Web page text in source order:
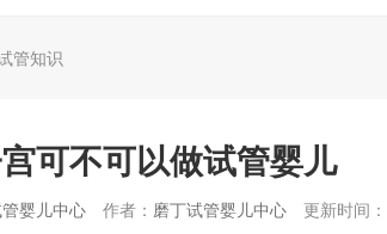
管知识
可不可以做试管婴儿
婴儿中心 作者： 磨丁试管婴儿中心 更新时间